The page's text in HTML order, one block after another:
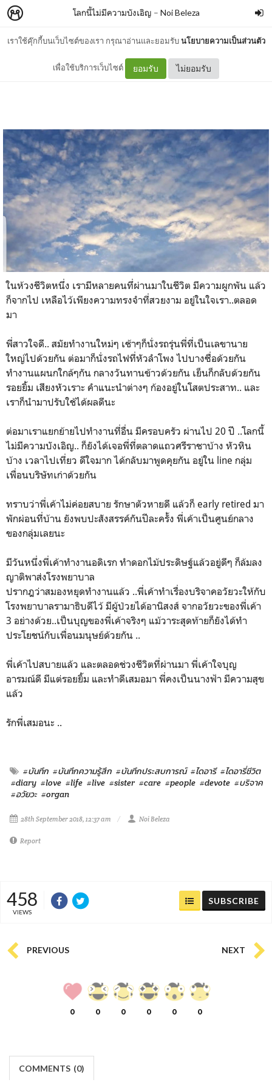
เราใช้คุ๊กกี้บนเว็บไซต์ของเรา กรุณาอ่านและยอมรับนโยบายความเป็นส่วนตัว
เพื่อใช้บริการเว็บไซต์ ยอมรับ ไม่ยอมรับ
โลกนี้ไม่มีความบังเอิญ – Noi Beleza
ความรักยังอยู่เสมอ
ในห้วงชีวิตหนึ่ง เรามีหลายคนทึ่ผ่านมาในชีวิต มีความผูกพัน แล้ว
ก็จากไป เหลือไว้เพียงความทรงจำที่สวยงาม อยู่ในใจเรา..ตลอด
มา
พี่สาวใจดี.. สมัยทำงานใหม่ๆ เช้าๆก็นั่งรถรุ่นพี่ที่เป็นเลขานาย
ใหญ่ไปด้วยกัน ต่อมาก็นั่งรถไฟที่หัวลำโพง ไปบางซื่อด้วยกัน
ทำงานแผนกใกล้ๆกัน กลางวันทานข้าวด้วยกัน เย็นก็กลับด้วยกัน
รอยยิ้ม เสียงหัวเราะ คำแนะนำต่างๆ ก้องอยู่ในโสตประสาท.. และ
เราก็นำมาปรับใช้ได้ผลดีนะ
ต่อมาเราแยกย้ายไปทำงานที่อื่น มีครอบครัว ผ่านไป 20 ปี ..โลกนี้
ไม่มีความบังเอิญ.. ก็ยังได้เจอพี่ที่ตลาดแถวศรีราชาบ้าง หัวหิน
บ้าง เวลาไปเที่ยว ดีใจมาก ได้กลับมาพูดคุยกัน อยู่ใน line กลุ่ม
เพื่อนบริษัทเก่าด้วยกัน
ทราบว่าพี่เค้าไม่ค่อยสบาย รักษาตัวหายดี แล้วก็ early retired มา
พักผ่อนที่บ้าน ยังพบปะสังสรรค์กันปีละครั้ง พี่เค้าเป็นศูนย์กลาง
ของกลุ่มเลยนะ
มีวันหนึ่งพี่เค้าทำงานอดิเรก ทำดอกไม้ประดิษฐ์แล้วอยู่ดีๆ ก็ล้มลง
ญาติพาส่งโรงพยาบาล
ปรากฎว่าสมองหยุดทำงานแล้ว ..พี่เค้าทำเรื่องบริจาคอวัยวะให้กับ
โรงพยาบาลรามาธิบดีไว้ มีผู้ป่วยได้อานิสงส์ จากอวัยวะของพี่เค้า
3 อย่างด้วย..เป็นบุญของพี่เค้าจริงๆ แม้วาระสุดท้ายก็ยังได้ทำ
ประโยชน์กับเพื่อนมนุษย์ด้วยกัน ..
พี่เค้าไปสบายแล้ว และตลอดช่วงชีวิตที่ผ่านมา พี่เค้าใจบุญ
อารมณ์ดี มีแต่รอยยิ้ม และทำดีเสมอมา พี่คงเป็นนางฟ้า มีความสุข
แล้ว
รักพี่เสมอนะ ..
#บันทึก #บันทึกความรู้สึก #บันทึกประสบการณ์ #ไดอารี #ไดอารี่ชีวิต
#diary #love #life #live #sister #care #people #devote #บริจาค
#อวัยวะ #organ
28th September 2018, 12:37 am Noi Beleza
Report
458
VIEWS
SUBSCRIBE
PREVIOUS NEXT
0 0 0 0 0 0
COMMENTS (0)